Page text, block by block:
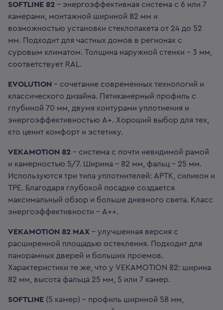
SOFTLINE 82 - энергоэффективная система с 6 или 7
камерами, монтажной шириной 82 мм и
возможностью установки стеклопакета от 24 до 52
мм. Подходит для частных домов в регионах с
суровым климатом. Толщина наружной стенки - 3 мм,
соответствует RAL.
EVOLUTION - сочетание современных технологий и
классического дизайна. Пятикамерный профиль с
глубиной 70 мм, двумя контурами уплотнения и
энергоэффективностью A+. Хороший выбор для тех,
кто ценит комфорт и эстетику.
VEKAMOTION 82 - система с почти невидимой рамой
и камерностью 5/7. Ширина - 82 мм, фальц - 25 мм.
Используются три типа уплотнителей: АРТК, силикон и
ТРЕ. Благодаря глубокой посадке создается
максимальный обзор и больше дневного света. Класс
энергоэффективности - A++.
VEKAMOTION 82 MAX - улучшенная версия с
расширенной площадью остекления. Подходит для
панорамных дверей и больших проемов.
Характеристики те же, что у VEKAMOTION 82: ширина
82 мм, высота фальца 25 мм, 5 или 7 камер.
SOFTLINE (5 камер) - профиль шириной 58 мм,